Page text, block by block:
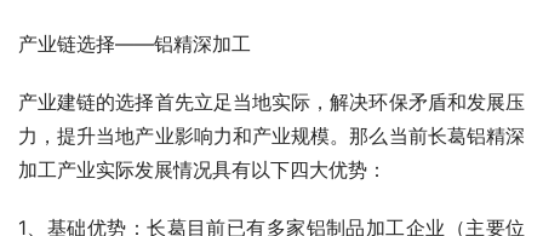
产业链选择——铝精深加工
产业建链的选择首先立足当地实际，解决环保矛盾和发展压
力，提升当地产业影响力和产业规模。那么当前长葛铝精深
加工产业实际发展情况具有以下四大优势：
1、基础优势：长葛目前已有多家铝制品加工企业（主要位